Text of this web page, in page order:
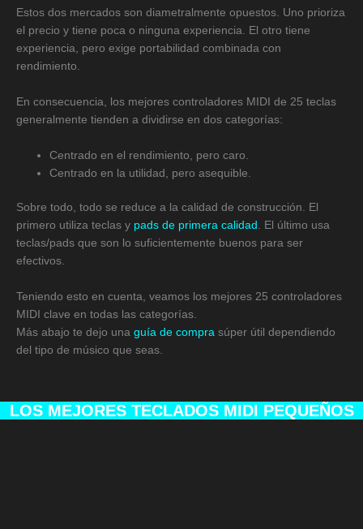
Estos dos mercados son diametralmente opuestos. Uno prioriza
el precio y tiene poca o ninguna experiencia. El otro tiene
experiencia, pero exige portabilidad combinada con
rendimiento.
En consecuencia, los mejores controladores MIDI de 25 teclas
generalmente tienden a dividirse en dos categorías:
Centrado en el rendimiento, pero caro.
Centrado en la utilidad, pero asequible.
Sobre todo, todo se reduce a la calidad de construcción. El
primero utiliza teclas y pads de primera calidad . El último usa
teclas/pads que son lo suficientemente buenos para ser
efectivos.
Teniendo esto en cuenta, veamos los mejores 25 controladores
MIDI clave en todas las categorías.
Más abajo te dejo una guía de compra súper útil dependiendo
del tipo de músico que seas.
LOS MEJORES TECLADOS MIDI PEQUEÑOS